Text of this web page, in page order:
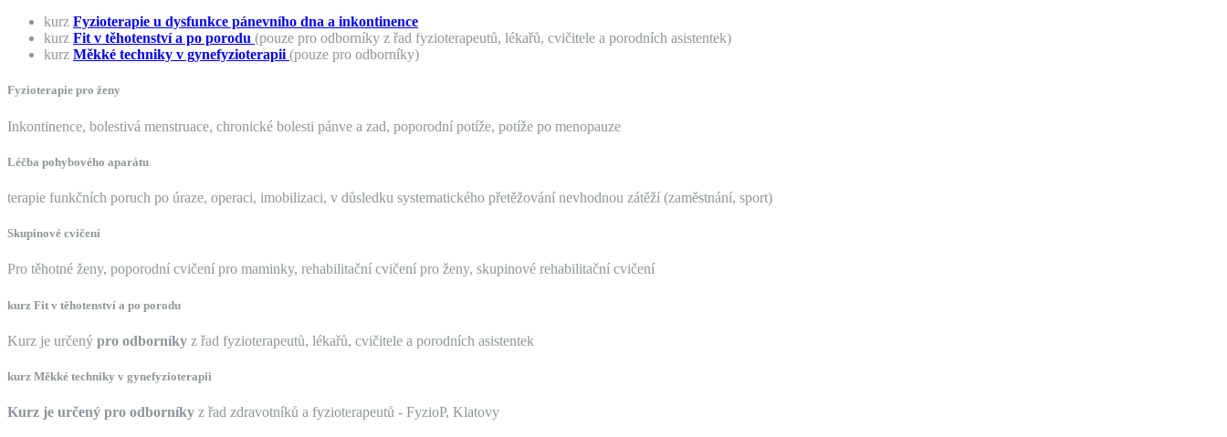
kurz Fyzioterapie u dysfunkce pánevního dna a inkontinence
kurz Fit v těhotenství a po porodu (pouze pro odborníky z řad fyzioterapeutů, lékařů, cvičitele a porodních asistentek)
kurz Měkké techniky v gynefyzioterapii (pouze pro odborníky)
Fyzioterapie pro ženy
Inkontinence, bolestivá menstruace, chronické bolesti pánve a zad, poporodní potíže, potíže po menopauze
Léčba pohybového aparátu
terapie funkčních poruch po úraze, operaci, imobilizaci, v důsledku systematického přetěžování nevhodnou zátěží (zaměstnání, sport)
Skupinové cvičení
Pro těhotné ženy, poporodní cvičení pro maminky, rehabilitační cvičení pro ženy, skupinové rehabilitační cvičení
kurz Fit v těhotenství a po porodu
Kurz je určený pro odborníky z řad fyzioterapeutů, lékařů, cvičitele a porodních asistentek
kurz Měkké techniky v gynefyzioterapii
Kurz je určený pro odborníky z řad zdravotníků a fyzioterapeutů - FyzioP, Klatovy